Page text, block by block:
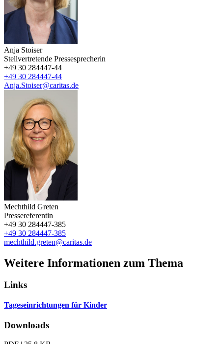
Anja Stoiser
Stellvertretende Pressesprecherin
+49 30 284447-44
+49 30 284447-44
Anja.Stoiser@caritas.de
Mechthild Greten
Pressereferentin
+49 30 284447-385
+49 30 284447-385
mechthild.greten@caritas.de
Weitere Informationen zum Thema
Links
Tageseinrichtungen für Kinder
Downloads